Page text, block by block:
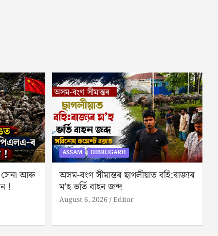
সেনা আৰু
!
ASSAM DIBRUGARH
অসম-বংগ সীমান্তৰ ছাগলীয়াত বহি:ৰাজ্যৰ
ম’হ ভৰ্তি বাহন জব্দ
August 6, 2026 Editor